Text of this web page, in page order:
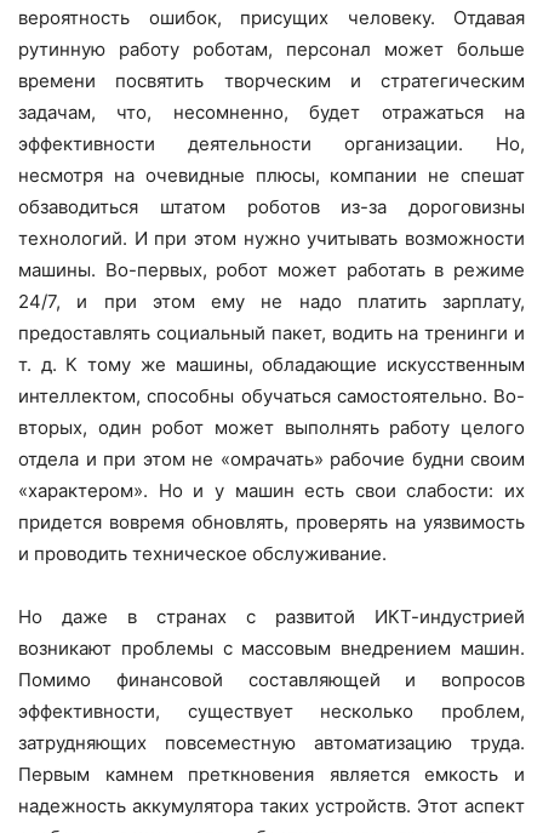
вероятность ошибок, присущих человеку. Отдавая
рутинную работу роботам, персонал может больше
времени посвятить творческим и стратегическим
задачам, что, несомненно, будет отражаться на
эффективности деятельности организации. Но,
несмотря на очевидные плюсы, компании не спешат
обзаводиться штатом роботов из-за дороговизны
технологий. И при этом нужно учитывать возможности
машины. Во-первых, робот может работать в режиме
24/7, и при этом ему не надо платить зарплату,
предоставлять социальный пакет, водить на тренинги и
т. д. К тому же машины, обладающие искусственным
интеллектом, способны обучаться самостоятельно. Во-
вторых, один робот может выполнять работу целого
отдела и при этом не «омрачать» рабочие будни своим
«характером». Но и у машин есть свои слабости: их
придется вовремя обновлять, проверять на уязвимость
и проводить техническое обслуживание.
Но даже в странах с развитой ИКТ-индустрией
возникают проблемы с массовым внедрением машин.
Помимо финансовой составляющей и вопросов
эффективности, существует несколько проблем,
затрудняющих повсеместную автоматизацию труда.
Первым камнем преткновения является емкость и
надежность аккумулятора таких устройств. Этот аспект